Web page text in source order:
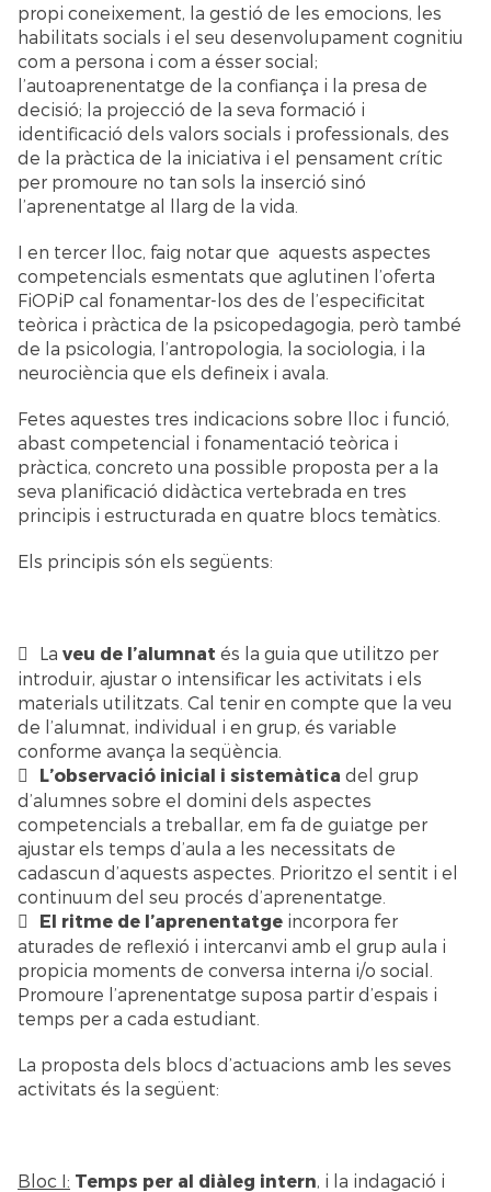
propi coneixement, la gestió de les emocions, les
habilitats socials i el seu desenvolupament cognitiu
com a persona i com a ésser social;
l’autoaprenentatge de la confiança i la presa de
decisió; la projecció de la seva formació i
identificació dels valors socials i professionals, des
de la pràctica de la iniciativa i el pensament crític
per promoure no tan sols la inserció sinó
l’aprenentatge al llarg de la vida.
I en tercer lloc, faig notar que aquests aspectes
competencials esmentats que aglutinen l’oferta
FiOPiP cal fonamentar-los des de l’especificitat
teòrica i pràctica de la psicopedagogia, però també
de la psicologia, l’antropologia, la sociologia, i la
neurociència que els defineix i avala.
Fetes aquestes tres indicacions sobre lloc i funció,
abast competencial i fonamentació teòrica i
pràctica, concreto una possible proposta per a la
seva planificació didàctica vertebrada en tres
principis i estructurada en quatre blocs temàtics.
Els principis són els següents:
La veu de l’alumnat és la guia que utilitzo per
introduir, ajustar o intensificar les activitats i els
materials utilitzats. Cal tenir en compte que la veu
de l’alumnat, individual i en grup, és variable
conforme avança la seqüència.
L’observació inicial i sistemàtica del grup
d’alumnes sobre el domini dels aspectes
competencials a treballar, em fa de guiatge per
ajustar els temps d’aula a les necessitats de
cadascun d’aquests aspectes. Prioritzo el sentit i el
continuum del seu procés d’aprenentatge.
El ritme de l’aprenentatge incorpora fer
aturades de reflexió i intercanvi amb el grup aula i
propicia moments de conversa interna i/o social.
Promoure l’aprenentatge suposa partir d’espais i
temps per a cada estudiant.
La proposta dels blocs d’actuacions amb les seves
activitats és la següent:
Bloc I: Temps per al diàleg intern , i la indagació i